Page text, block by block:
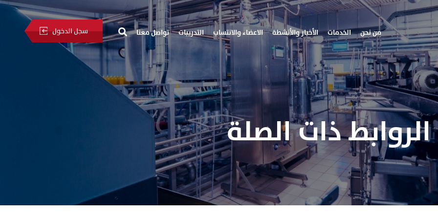
سجل الدخول من نحن الخدمات الأخبار والأنشطة الاعضاء والانتساب التدريبات تواصل معنا
الروابط ذات الصلة